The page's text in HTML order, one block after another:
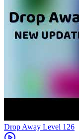
Level 126